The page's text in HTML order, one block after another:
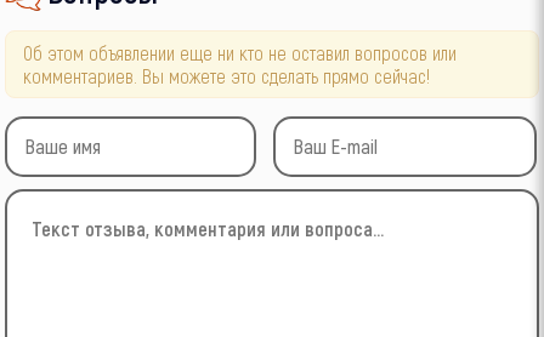
Об этом объявлении еще ни кто не оставил вопросов или
комментариев. Вы можете это сделать прямо сейчас!